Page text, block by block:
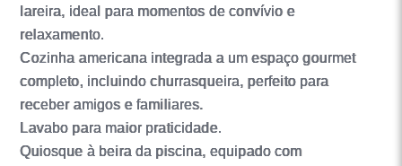
lareira, ideal para momentos de convívio e
relaxamento.
Cozinha americana integrada a um espaço gourmet
completo, incluindo churrasqueira, perfeito para
receber amigos e familiares.
Lavabo para maior praticidade.
Quiosque à beira da piscina, equipado com